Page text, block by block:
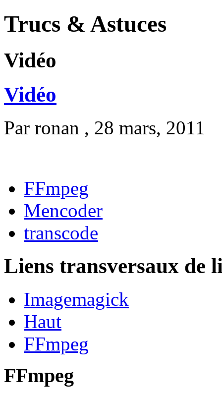
Trucs & Astuces
Vidéo
Vidéo
Par ronan , 28 mars, 2011
FFmpeg
Mencoder
transcode
Liens transversaux de
Imagemagick
Haut
FFmpeg
FFmpeg